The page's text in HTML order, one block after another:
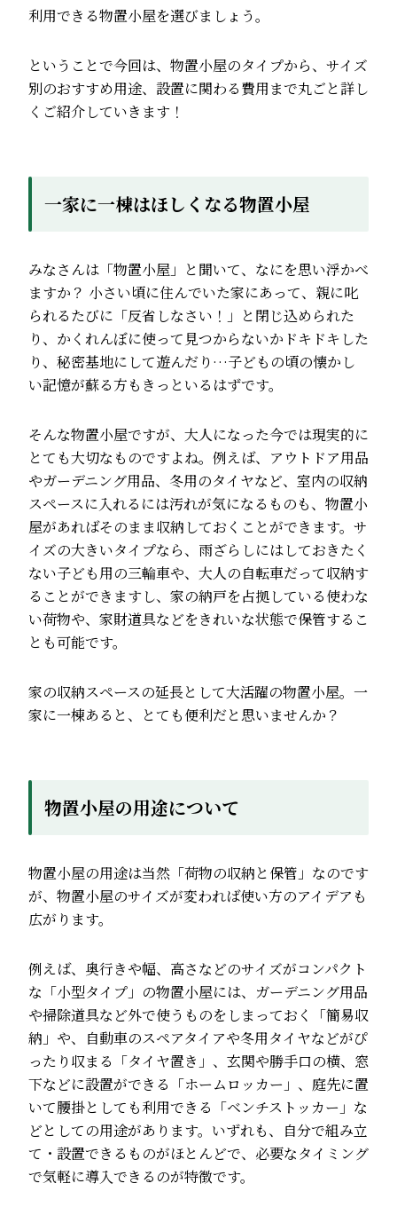
利用できる物置小屋を選びましょう。
ということで今回は、物置小屋のタイプから、サイズ
別のおすすめ用途、設置に関わる費用まで丸ごと詳し
くご紹介していきます！
一家に一棟はほしくなる物置小屋
みなさんは「物置小屋」と聞いて、なにを思い浮かべ
ますか？ 小さい頃に住んでいた家にあって、親に叱
られるたびに「反省しなさい！」と閉じ込められた
り、かくれんぼに使って見つからないかドキドキした
り、秘密基地にして遊んだり…子どもの頃の懐かし
い記憶が蘇る方もきっといるはずです。
そんな物置小屋ですが、大人になった今では現実的に
とても大切なものですよね。例えば、アウトドア用品
やガーデニング用品、冬用のタイヤなど、室内の収納
スペースに入れるには汚れが気になるものも、物置小
屋があればそのまま収納しておくことができます。サ
イズの大きいタイプなら、雨ざらしにはしておきたく
ない子ども用の三輪車や、大人の自転車だって収納す
ることができますし、家の納戸を占拠している使わな
い荷物や、家財道具などをきれいな状態で保管するこ
とも可能です。
家の収納スペースの延長として大活躍の物置小屋。一
家に一棟あると、とても便利だと思いませんか？
物置小屋の用途について
物置小屋の用途は当然「荷物の収納と保管」なのです
が、物置小屋のサイズが変われば使い方のアイデアも
広がります。
例えば、奥行きや幅、高さなどのサイズがコンパクト
な「小型タイプ」の物置小屋には、ガーデニング用品
や掃除道具など外で使うものをしまっておく「簡易収
納」や、自動車のスペアタイアや冬用タイヤなどがぴ
ったり収まる「タイヤ置き」、玄関や勝手口の横、窓
下などに設置ができる「ホームロッカー」、庭先に置
いて腰掛としても利用できる「ベンチストッカー」な
どとしての用途があります。いずれも、自分で組み立
て・設置できるものがほとんどで、必要なタイミング
で気軽に導入できるのが特徴です。